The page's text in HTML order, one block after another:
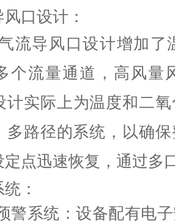
口设计 ：
流导风口设计增加了
个流量通道，高 风量
计实际上为温度和二
多路径的系统，以确
定点迅速恢复，通过多
：
警系统：设备配有电